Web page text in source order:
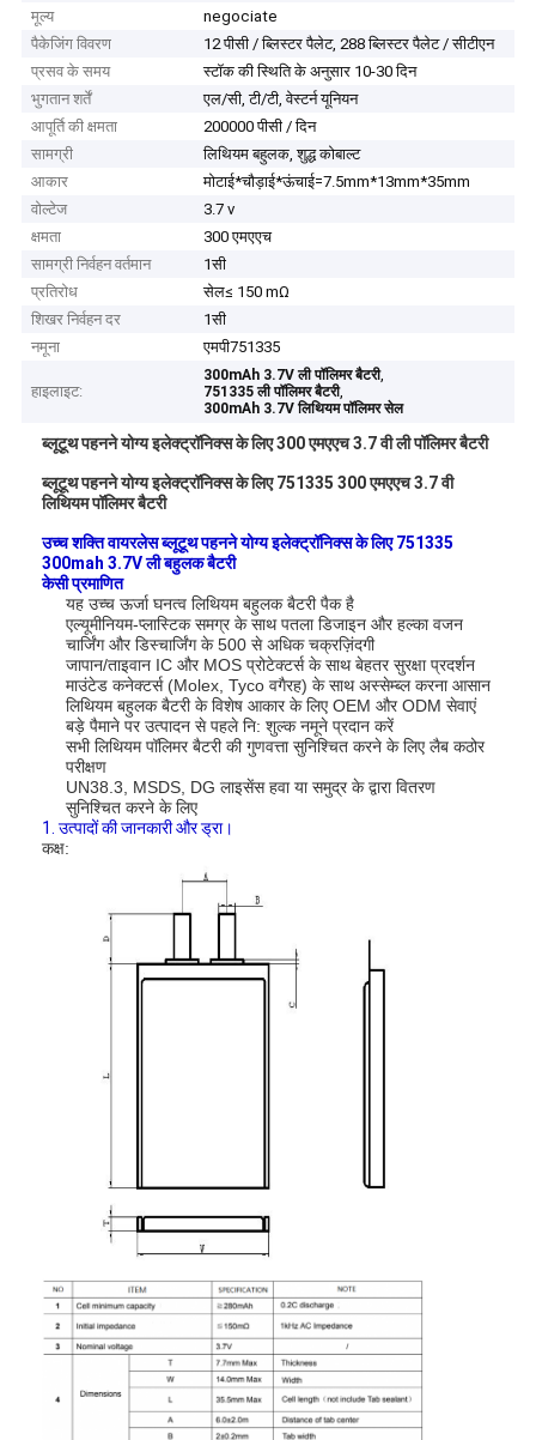
मूल्य
negociate
पैकेजिंग विवरण
12 पीसी / ब्लिस्टर पैलेट, 288 ब्लिस्टर पैलेट / सीटीएन
प्रसव के समय
स्टॉक की स्थिति के अनुसार 10-30 दिन
भुगतान शर्तें
एल/सी, टी/टी, वेस्टर्न यूनियन
आपूर्ति की क्षमता
200000 पीसी / दिन
सामग्री
लिथियम बहुलक, शुद्ध कोबाल्ट
आकार
मोटाई*चौड़ाई*ऊंचाई=7.5mm*13mm*35mm
वोल्टेज
3.7 v
क्षमता
300 एमएएच
सामग्री निर्वहन वर्तमान
1सी
प्रतिरोध
सेल≤ 150 mΩ
शिखर निर्वहन दर
1सी
नमूना
एमपी751335
हाइलाइट:
300mAh 3.7V ली पॉलिमर बैटरी,
751335 ली पॉलिमर बैटरी,
300mAh 3.7V लिथियम पॉलिमर सेल
ब्लूटूथ पहनने योग्य इलेक्ट्रॉनिक्स के लिए 300 एमएएच 3.7 वी ली पॉलिमर बैटरी
ब्लूटूथ पहनने योग्य इलेक्ट्रॉनिक्स के लिए 751335 300 एमएएच 3.7 वी
लिथियम पॉलिमर बैटरी
उच्च शक्ति वायरलेस ब्लूटूथ पहनने योग्य इलेक्ट्रॉनिक्स के लिए 751335
300mah 3.7V ली बहुलक बैटरी
केसी प्रमाणित
यह उच्च ऊर्जा घनत्व लिथियम बहुलक बैटरी पैक है
एल्यूमीनियम-प्लास्टिक समग्र के साथ पतला डिजाइन और हल्का वजन
चार्जिंग और डिस्चार्जिंग के 500 से अधिक चक्रज़िंदगी
जापान/ताइवान IC और MOS प्रोटेक्टर्स के साथ बेहतर सुरक्षा प्रदर्शन
माउंटेड कनेक्टर्स (Molex, Tyco वगैरह) के साथ अस्सेम्ब्ल करना आसान
लिथियम बहुलक बैटरी के विशेष आकार के लिए OEM और ODM सेवाएं
बड़े पैमाने पर उत्पादन से पहले नि: शुल्क नमूने प्रदान करें
सभी लिथियम पॉलिमर बैटरी की गुणवत्ता सुनिश्चित करने के लिए लैब कठोर
परीक्षण
UN38.3, MSDS, DG लाइसेंस हवा या समुद्र के द्वारा वितरण
सुनिश्चित करने के लिए
1. उत्पादों की जानकारी और ड्रा।
कक्ष: